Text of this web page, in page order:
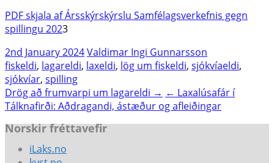
PDF skjala af Ársskýrskýrslu Samfélagsverkefnis gegn
spillingu 2023
2nd January 2024Valdimar Ingi Gunnarsson
fiskeldi, lagareldi, laxeldi, lög um fiskeldi, sjókvíaeldi,
sjókvíar, spilling
Post
navigation
Drög að frumvarpi um lagareldi → ← Laxalúsafár í
Tálknafirði: Aðdragandi, ástæður og afleiðingar
Norskir fréttavefir
iLaks.no